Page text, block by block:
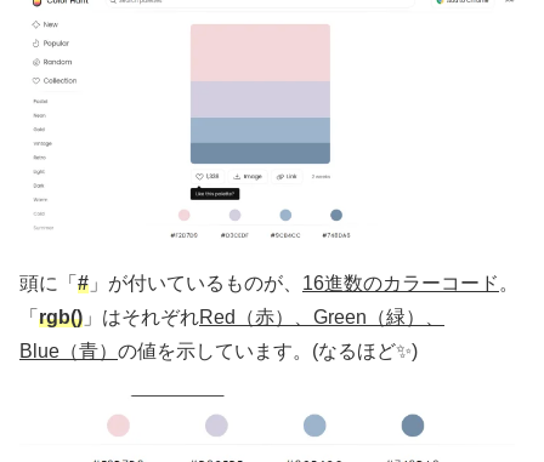
頭に「 # 」が付いているものが、 16進数のカラーコード 。
「 rgb() 」はそれぞれRed（赤）、Green（緑）、
Blue（青） の値を示しています。(なるほど✨)